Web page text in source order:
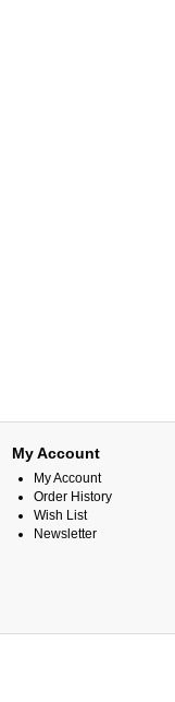
My Account
My Account
Order History
Wish List
Newsletter